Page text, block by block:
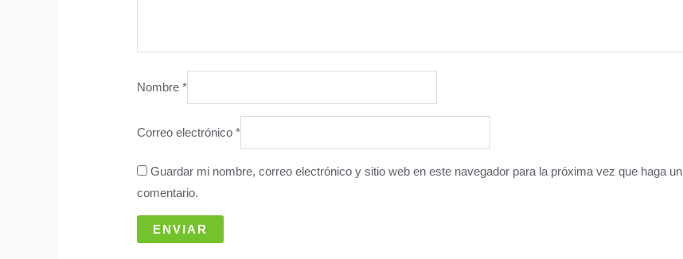
Nombre*
Correo electrónico*
Guardar mi nombre, correo electrónico y sitio web en este navegador para la próxima vez que haga un
comentario.